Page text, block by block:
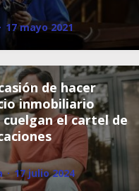
· 17 mayo 2021
de hacer
inmobiliario
el cartel de
· 17 julio 2024